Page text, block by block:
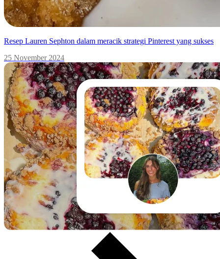
Resep Lauren Sephton dalam meracik strategi Pinterest yang sukses
25 November 2024